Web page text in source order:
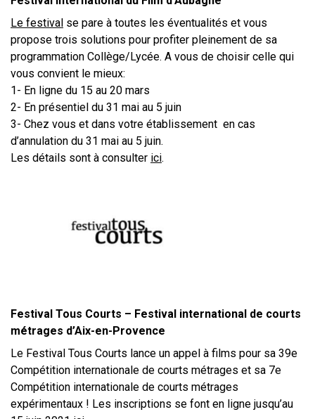
Le festival se pare à toutes les éventualités et vous
propose trois solutions pour profiter pleinement de sa
programmation Collège/Lycée. A vous de choisir celle qui
vous convient le mieux:
1- En ligne du 15 au 20 mars
2- En présentiel du 31 mai au 5 juin
3- Chez vous et dans votre établissement en cas
d’annulation du 31 mai au 5 juin.
Les détails sont à consulter ici.
Festival Tous Courts – Festival international de courts
métrages d’Aix-en-Provence
Le Festival Tous Courts lance un appel à films pour sa 39e
Compétition internationale de courts métrages et sa 7e
Compétition internationale de courts métrages
expérimentaux ! Les inscriptions se font en ligne jusqu’au